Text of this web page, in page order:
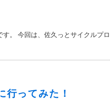
。 今回は、佐久っとサイクルプロ
行ってみた！